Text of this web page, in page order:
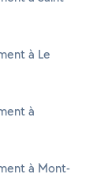
à Le
à
à Mont-